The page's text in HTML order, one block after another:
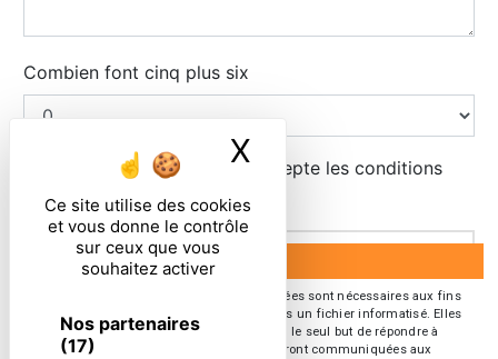
Ce site utilise des cookies
et vous donne le contrôle
sur ceux que vous
souhaitez activer
Nos partenaires
(17)
X Masquer le
Combien font cinq plus six
En cochant cette case, j'accepte les conditions
particulières ci-dessous **
ENVOYER
** Les données personnelles communiquées sont nécessaires aux fins
de vous contacter et sont enregistrées dans un fichier informatisé. Elles
sont destinées à et ses sous-traitants dans le seul but de répondre à
votre message. Les données collectées seront communiquées aux